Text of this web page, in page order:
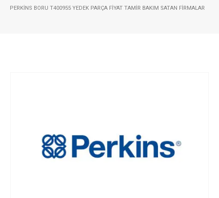
PERKINS BORU T400955 YEDEK PARÇA FIYAT TAMIR BAKIM SATAN FIRMALAR